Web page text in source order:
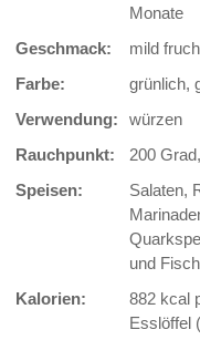
Monate
Geschmack:
mild
Farbe:
grünlich,
Verwendung:
würzen
Rauchpunkt:
200
Speisen:
Salaten,
und Fisch
Kalorien:
882 kcal
Esslöffel